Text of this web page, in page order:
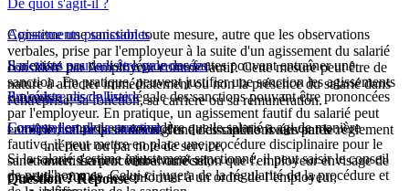
De quoi s'agit-il ?
Constitue une sanction toute mesure, autre que les observations
verbales, prise par l'employeur à la suite d'un agissement du salarié
considéré par l'employeur comme fautif. Cette mesure peut être de
nature à affecter immédiatement ou non la présence du salarié dans
l'entreprise, sa fonction, sa carrière ou sa rémunération.
Agissements punissables
Il n'existe pas de liste légale des fautes pouvant entraîner une
sanction. En pratique, peuvent justifier une sanction les agissements
suivants :
le non-respect des règles de discipline fixées par le règlement
intérieur ou par note de service,
le refus de se conformer à un ordre de l’employeur,
Sanctions pouvant être prononcées
Il n'existe pas de liste légale des sanctions pouvant être prononcées
par l'employeur. En pratique, un agissement fautif du salarié peut
entraîner, selon la situation, l'une des sanctions suivantes :
avertissement verbal ou écrit,
Procédure disciplinaire
Lorsque l'employeur considère que le salarié a agi de manière
fautive, il peut mettre en place une procédure disciplinaire pour le
sanctionner. La procédure varie selon que l'employeur envisage de
prendre :
Contestation de la sanction
Si le salarié s'estime injustement sanctionné, il peut saisir le conseil
de prud'hommes. Celui-ci jugera de la régularité de la procédure et
Question ? Réponse !